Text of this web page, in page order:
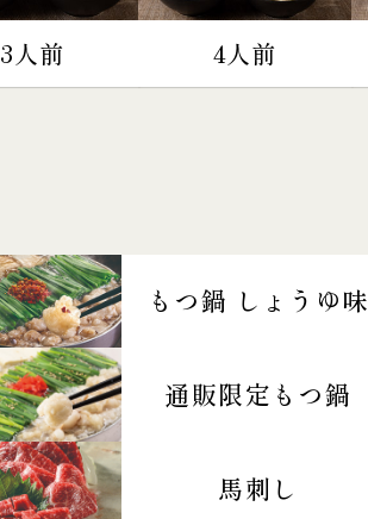
3人前 4人前
もつ鍋 しょうゆ味
通販限定もつ鍋
馬刺し